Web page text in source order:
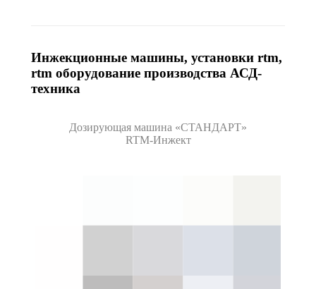
Инжекционные машины, установки rtm,
rtm оборудование производства АСД-
техника
Дозирующая машина «СТАНДАРТ»
RTM-Инжект